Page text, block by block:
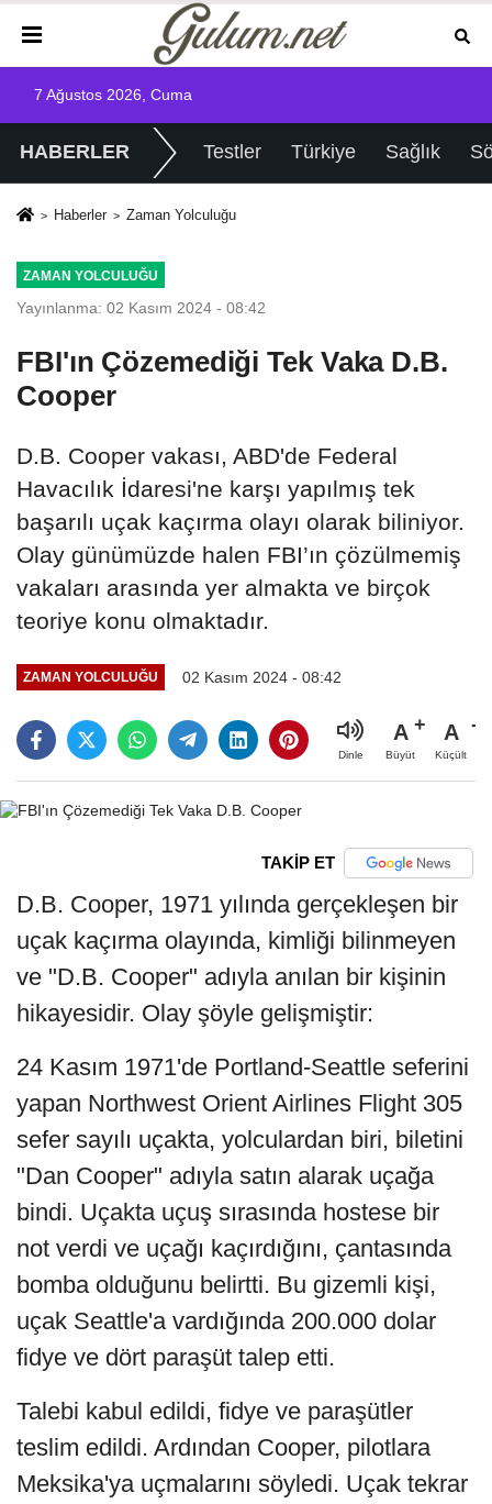
7 Ağustos 2026, Cuma
HABERLER Testler Türkiye Sağlık
Haberler Zaman Yolculuğu
ZAMAN YOLCULUĞU
Yayınlanma: 02 Kasım 2024 - 08:42
FBI'ın Çözemediği Tek Vaka D.B.
Cooper
D.B. Cooper vakası, ABD'de Federal
Havacılık İdaresi'ne karşı yapılmış tek
başarılı uçak kaçırma olayı olarak biliniyor.
Olay günümüzde halen FBI’ın çözülmemiş
vakaları arasında yer almakta ve birçok
teoriye konu olmaktadır.
ZAMAN YOLCULUĞU 02 Kasım 2024 - 08:42
Dinle
A
Büyüt
A
Küçült
TAKİP ET
D.B. Cooper, 1971 yılında gerçekleşen bir
uçak kaçırma olayında, kimliği bilinmeyen
ve "D.B. Cooper" adıyla anılan bir kişinin
hikayesidir. Olay şöyle gelişmiştir:
24 Kasım 1971'de Portland-Seattle seferini
yapan Northwest Orient Airlines Flight 305
sefer sayılı uçakta, yolculardan biri, biletini
"Dan Cooper" adıyla satın alarak uçağa
bindi. Uçakta uçuş sırasında hostese bir
not verdi ve uçağı kaçırdığını, çantasında
bomba olduğunu belirtti. Bu gizemli kişi,
uçak Seattle'a vardığında 200.000 dolar
fidye ve dört paraşüt talep etti.
Talebi kabul edildi, fidye ve paraşütler
teslim edildi. Ardından Cooper, pilotlara
Meksika'ya uçmalarını söyledi. Uçak tekrar